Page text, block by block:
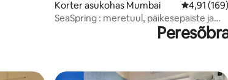
Korter asukohas Mumbai Keskmine
4,91 (169)
SeaSpring : meretuul, päikesepaiste ja